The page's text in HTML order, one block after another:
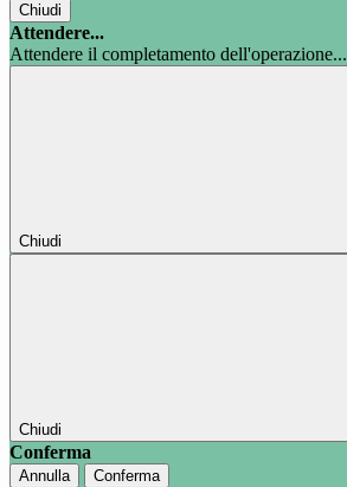
Chiudi
Attendere...
Attendere il completamento dell'operazione...
Chiudi
Chiudi
Conferma
Annulla Conferma